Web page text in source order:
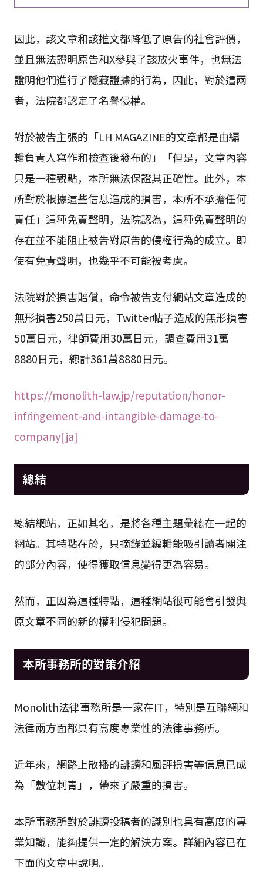
因此，該文章和該推文都降低了原告的社會評價，
並且無法證明原告和X參與了該放火事件，也無法
證明他們進行了隱藏證據的行為，因此，對於這兩
者，法院都認定了名譽侵權。
對於被告主張的「LH MAGAZINE的文章都是由編
輯負責人寫作和檢查後發布的」「但是，文章內容
只是一種觀點，本所無法保證其正確性。此外，本
所對於根據這些信息造成的損害，本所不承擔任何
責任」這種免責聲明，法院認為，這種免責聲明的
存在並不能阻止被告對原告的侵權行為的成立。即
使有免責聲明，也幾乎不可能被考慮。
法院對於損害賠償，命令被告支付網站文章造成的
無形損害250萬日元，Twitter帖子造成的無形損害
50萬日元，律師費用30萬日元，調查費用31萬
8880日元，總計361萬8880日元。
https://monolith-law.jp/reputation/honor-
infringement-and-intangible-damage-to-
company[ja]
總結
總結網站，正如其名，是將各種主題彙總在一起的
網站。其特點在於，只摘錄並編輯能吸引讀者關注
的部分內容，使得獲取信息變得更為容易。
然而，正因為這種特點，這種網站很可能會引發與
原文章不同的新的權利侵犯問題。
本所事務所的對策介紹
Monolith法律事務所是一家在IT，特別是互聯網和
法律兩方面都具有高度專業性的法律事務所。
近年來，網路上散播的誹謗和風評損害等信息已成
為「數位刺青」，帶來了嚴重的損害。
本所事務所對於誹謗投稿者的識別也具有高度的專
業知識，能夠提供一定的解決方案。詳細內容已在
下面的文章中說明。